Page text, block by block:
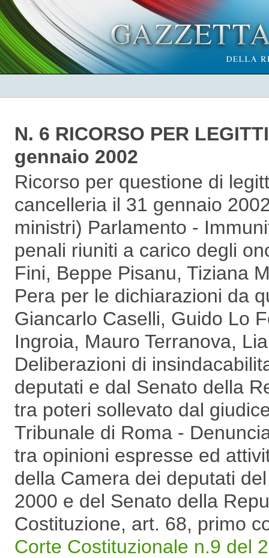
N. 6 RICORSO PER
gennaio 2002
Ricorso per questione di
cancelleria il 31 gennaio
ministri) Parlamento -
penali riuniti a carico degli
Fini, Beppe Pisanu, Tiziana
Pera per le dichiarazioni da
Giancarlo Caselli, Guido Lo
Ingroia, Mauro Terranova,
Deliberazioni di
deputati e dal Senato della
tra poteri sollevato dal
Tribunale di Roma -
tra opinioni espresse ed
della Camera dei deputati
2000 e del Senato della
Costituzione, art. 68, primo
Corte Costituzionale n.9 del